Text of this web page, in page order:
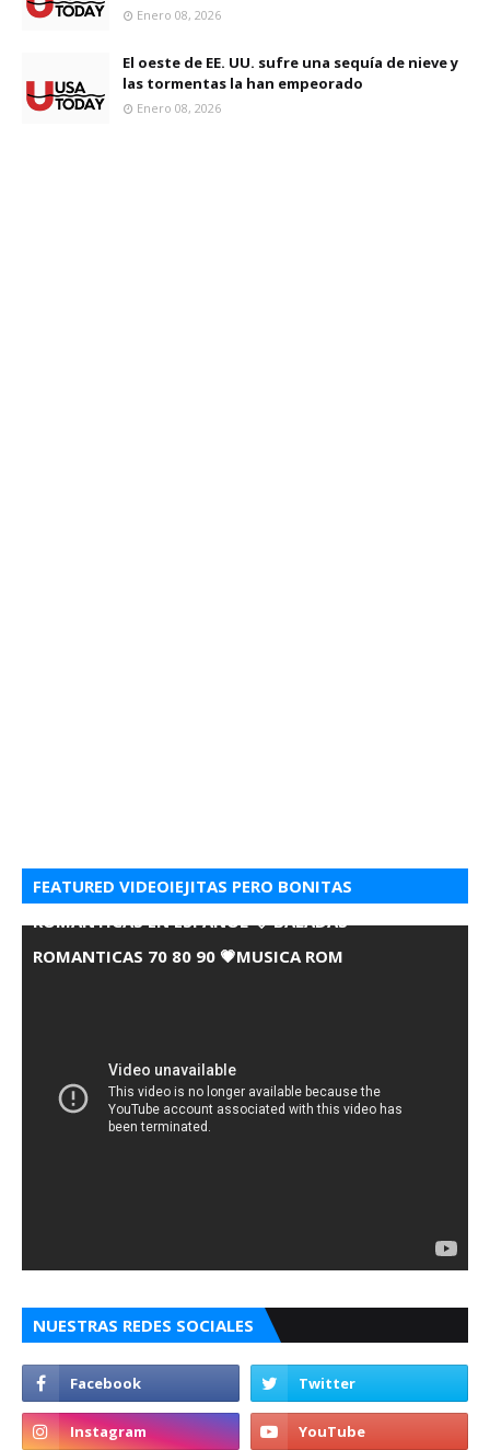
Enero 08, 2026
El oeste de EE. UU. sufre una sequía de nieve y
las tormentas la han empeorado
Enero 08, 2026
FEATURED VIDEOIEJITAS PERO BONITAS
ROMANTICAS EN ESPANOL 💘 BALADAS
ROMANTICAS 70 80 90 💗MUSICA ROM
NUESTRAS REDES SOCIALES